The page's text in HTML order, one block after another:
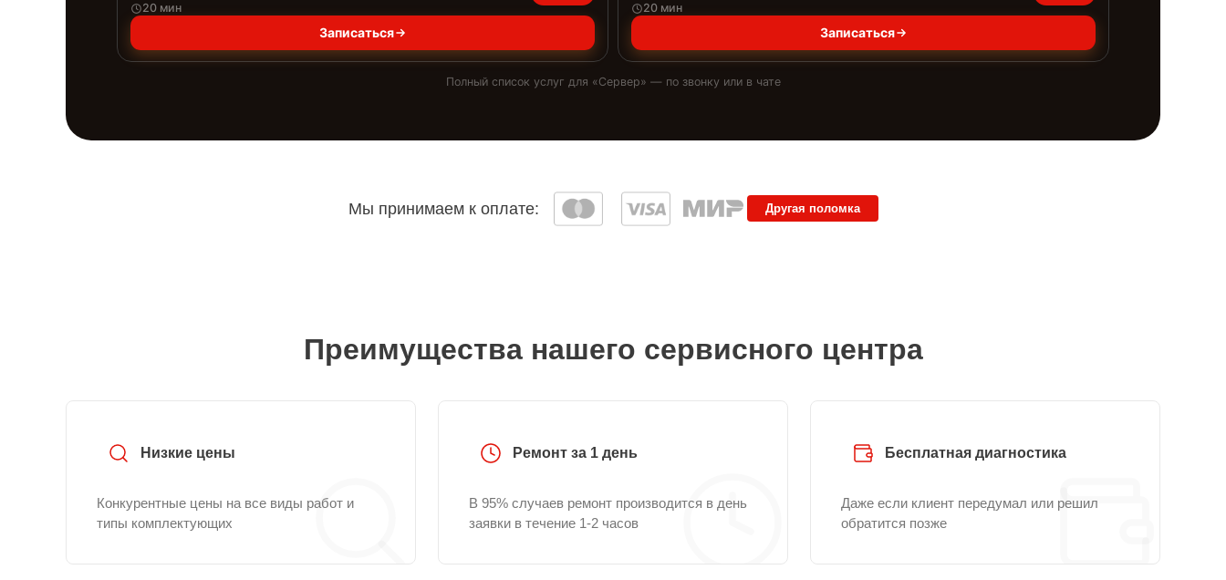
20 мин
Записаться
20 мин
Записаться
Полный список услуг для «Сервер» — по звонку или в чате
Мы принимаем к оплате: Другая поломка
Преимущества нашего сервисного центра
Низкие цены
Конкурентные цены на все виды работ и
типы комплектующих
Ремонт за 1 день
В 95% случаев ремонт производится в день
заявки в течение 1-2 часов
Бесплатная диагностика
Даже если клиент передумал или решил
обратится позже